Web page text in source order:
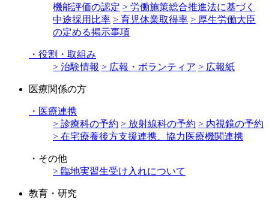
機能評価の認定 > 労働施策総合推進法に基づく
中途採用比率 > 育児休業取得率 > 厚生労働大臣
の定める掲示事項
・ 役割・取組み
> 治験情報 > 広報・ボランティア > 広報紙
医療関係の方
・ 医療連携
> 診療科の予約 > 放射線科の予約 > 内視鏡の予約
> 在宅療養後方支援連携、協力医療機関連携
・ その他
> 臨地実習生受け入れについて
教育・研究